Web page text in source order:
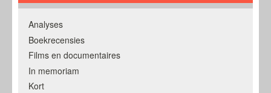
Analyses
Boekrecensies
Films en documentaires
In memoriam
Kort